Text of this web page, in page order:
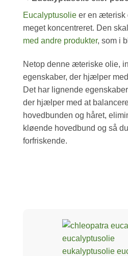
Eucalyptusolie er en æterisk
meget koncentreret. Den
med andre produkter, som i
Netop denne æteriske olie,
egenskaber, der hjælper
Det har lignende
der hjælper med at
hovedbunden og håret,
kløende hovedbund og så
forfriskende.